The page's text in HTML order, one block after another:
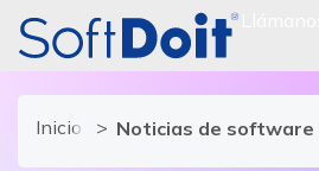
Inicio Noticias de software